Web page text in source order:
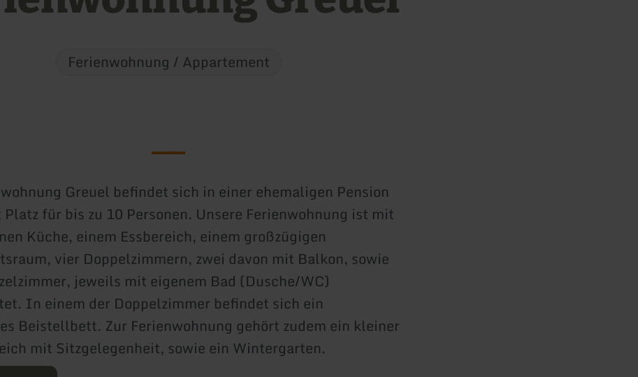
Ferienwohnung / Appartement
Greuel befindet sich in einer ehemaligen Pension
für bis zu 10 Personen. Unsere Ferienwohnung ist mit
Küche, einem Essbereich, einem großzügigen
vier Doppelzimmern, zwei davon mit Balkon, sowie
jeweils mit eigenem Bad (Dusche/WC)
In einem der Doppelzimmer befindet sich ein
Beistellbett. Zur Ferienwohnung gehört zudem ein kleiner
mit Sitzgelegenheit, sowie ein Wintergarten.